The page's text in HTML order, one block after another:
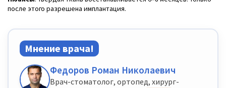
после этого разрешена имплантация.
Мнение врача!
Федоров Роман Николаевич
Врач-стоматолог, ортопед, хирург-